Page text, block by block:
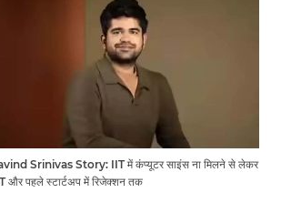
Srinivas Story: IIT में कंप्यूटर साइंस ना मिलने से लेकर
और पहले स्टार्टअप में रिजेक्शन तक